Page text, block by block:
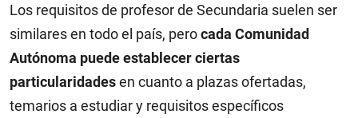
Los requisitos de profesor de Secundaria suelen ser
similares en todo el país, perocada Comunidad
Autónoma puede establecer ciertas
particularidadesen cuanto a plazas ofertadas,
temarios a estudiar y requisitos específicos